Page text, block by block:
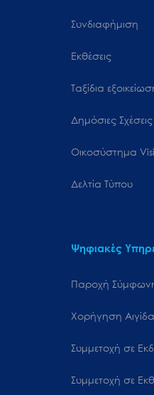
Συνδιαφήμιση
Εκθέσεις
Ταξίδια
Δημόσιες Σχέσεις
Oικοσύστημα
Δελτία Τύπου
Ψηφιακές
Παροχή
Χορήγηση
Συμμετοχή σε
Συμμετοχή σε